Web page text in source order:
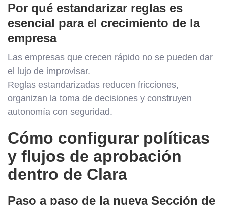
Por qué estandarizar reglas es
esencial para el crecimiento de la
empresa
Las empresas que crecen rápido no se pueden dar
el lujo de improvisar.
Reglas estandarizadas reducen fricciones,
organizan la toma de decisiones y construyen
autonomía con seguridad.
Cómo configurar políticas
y flujos de aprobación
dentro de Clara
Paso a paso de la nueva Sección de